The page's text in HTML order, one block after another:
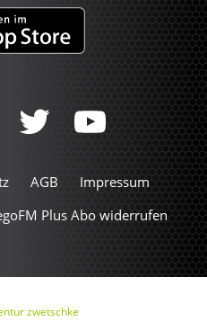
AGB
Impressum
Plus Abo widerrufen
zwetschke